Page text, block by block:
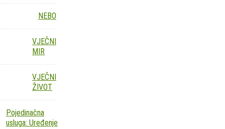
NEBO
VJEČNI
MIR
VJEČNI
ŽIVOT
Pojedinačna
usluga: Uređenje